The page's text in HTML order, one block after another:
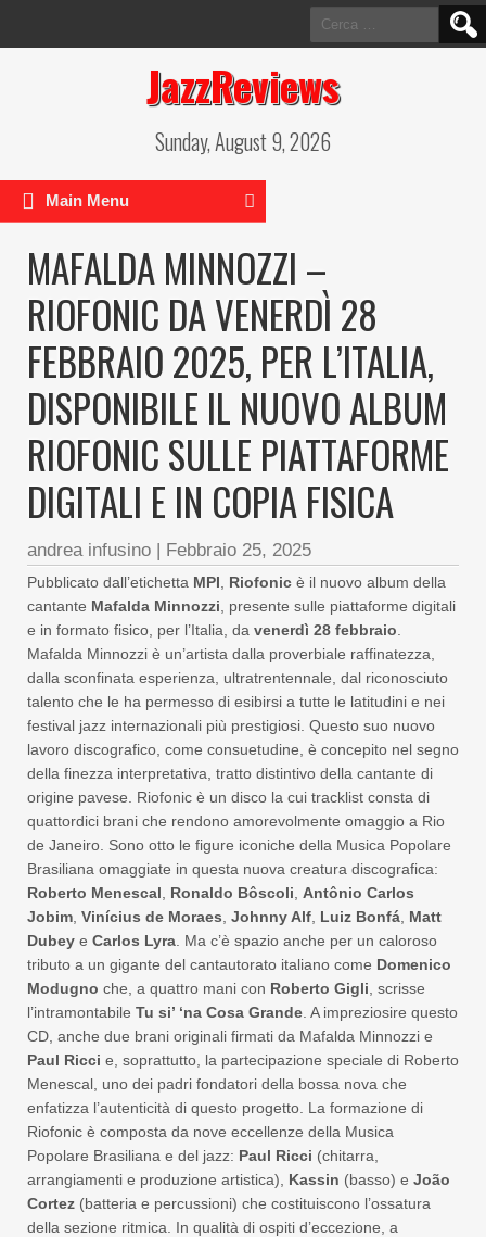
Ricerca
per:
JazzReviews
Sunday, August 9, 2026
Main Menu
MAFALDA MINNOZZI –
RIOFONIC DA VENERDÌ 28
FEBBRAIO 2025, PER L’ITALIA,
DISPONIBILE IL NUOVO ALBUM
RIOFONIC SULLE PIATTAFORME
DIGITALI E IN COPIA FISICA
andrea infusino | Febbraio 25, 2025
Pubblicato dall’etichetta MPI Riofonic è il nuovo album della
cantante Mafalda Minnozzi , presente sulle piattaforme digitali
e in formato fisico, per l’Italia, da venerdì 28 febbraio
Mafalda Minnozzi è un’artista dalla proverbiale raffinatezza,
dalla sconfinata esperienza, ultratrentennale, dal riconosciuto
talento che le ha permesso di esibirsi a tutte le latitudini e nei
festival jazz internazionali più prestigiosi. Questo suo nuovo
lavoro discografico, come consuetudine, è concepito nel segno
della finezza interpretativa, tratto distintivo della cantante di
origine pavese. Riofonic è un disco la cui tracklist consta di
quattordici brani che rendono amorevolmente omaggio a Rio
de Janeiro. Sono otto le figure iconiche della Musica Popolare
Brasiliana omaggiate in questa nuova creatura discografica:
Roberto Menescal
Ronaldo Bôscoli
Antônio Carlos
Jobim Vinícius de Moraes Johnny Alf Luiz Bonfá Matt
Dubey e Carlos Lyra . Ma c’è spazio anche per un caloroso
tributo a un gigante del cantautorato italiano come Domenico
Modugno che, a quattro mani con Roberto Gigli , scrisse
l’intramontabile Tu si’ ‘na Cosa Grande . A impreziosire questo
CD, anche due brani originali firmati da Mafalda Minnozzi e
Paul Ricci e, soprattutto, la partecipazione speciale di Roberto
Menescal, uno dei padri fondatori della bossa nova che
enfatizza l’autenticità di questo progetto. La formazione di
Riofonic è composta da nove eccellenze della Musica
Popolare Brasiliana e del jazz: Paul Ricci (chitarra,
arrangiamenti e produzione artistica), Kassin (basso) e João
Cortez (batteria e percussioni) che costituiscono l’ossatura
della sezione ritmica. In qualità di ospiti d’eccezione, a